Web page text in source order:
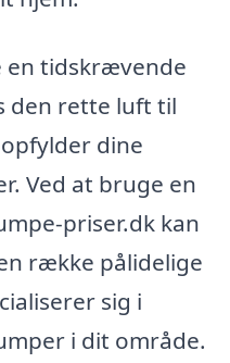
en tidskrævende
den rette luft til
dine
Ved at bruge en
priser.dk kan
række pålidelige
sig i
i dit område.